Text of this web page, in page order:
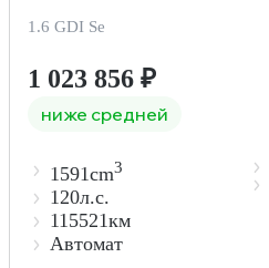
1.6 GDI Se
1 023 856 ₽
ниже средней
1591cm3
120л.с.
115521км
Автомат